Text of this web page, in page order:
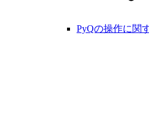
PyQの操作に関